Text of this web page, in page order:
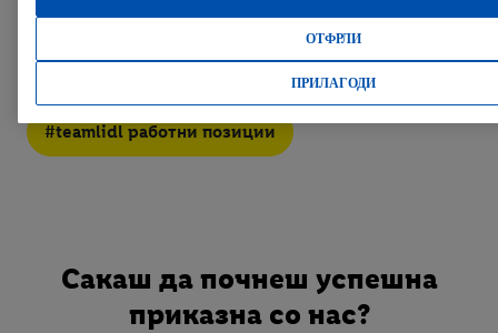
и ни овозможува да учиме и да се развиваме заедно.
#teamlidl работни позиции
Сакаш да почнеш успешна
приказна со нас?
ОТФРЛИ
ПРИЛАГОДИ